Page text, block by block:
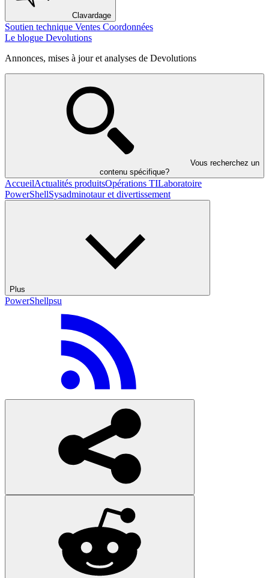
Clavardage
Soutien technique Ventes Coordonnées
Le blogue Devolutions
Annonces, mises à jour et analyses de Devolutions
Vous recherchez un
contenu spécifique?
AccueilActualités produitsOpérations TILaboratoire
PowerShellSysadminotaur et divertissement
Plus
PowerShellpsu